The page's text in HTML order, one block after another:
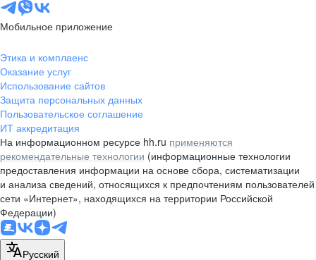
Мобильное приложение
Этика и комплаенс
Оказание услуг
Использование сайтов
Защита персональных данных
Пользовательское соглашение
ИТ аккредитация
На информационном ресурсе hh.ru применяются
рекомендательные технологии (информационные технологии
предоставления информации на основе сбора, систематизации
и анализа сведений, относящихся к предпочтениям пользователей
сети «Интернет», находящихся на территории Российской
Федерации)
Русский